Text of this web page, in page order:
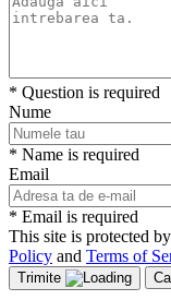
* Question is required
Nume
* Name is required
Email
* Email is required
This site is protected
Policy and Terms of
Trimite